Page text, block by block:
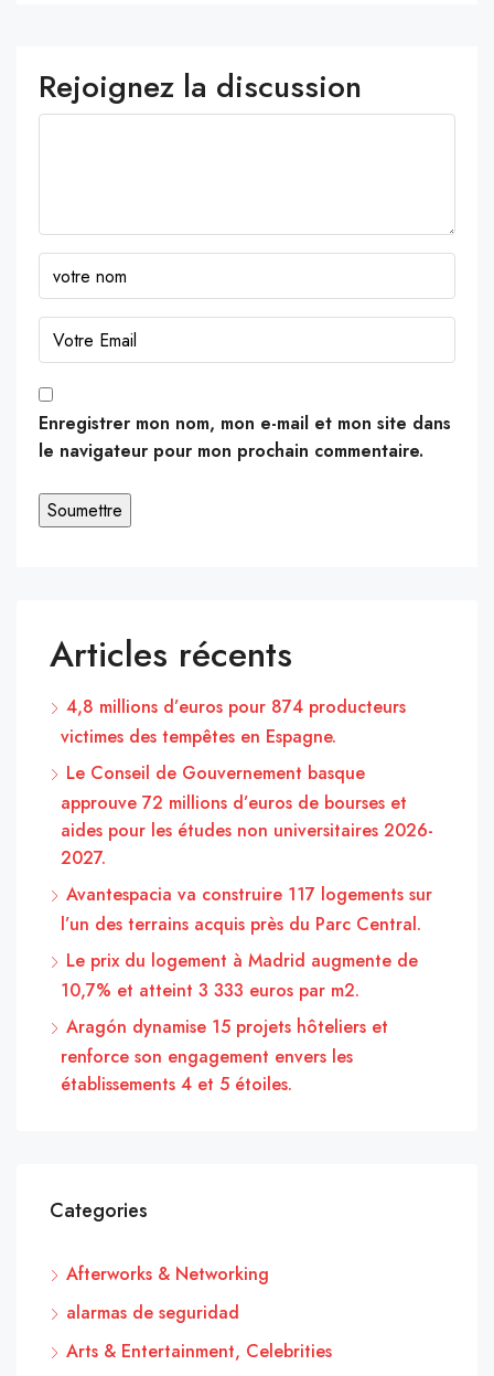
Rejoignez la discussion
Enregistrer mon nom, mon e-mail et mon site dans
le navigateur pour mon prochain commentaire.
Articles récents
4,8 millions d’euros pour 874 producteurs
victimes des tempêtes en Espagne.
Le Conseil de Gouvernement basque
approuve 72 millions d’euros de bourses et
aides pour les études non universitaires 2026-
2027.
Avantespacia va construire 117 logements sur
l’un des terrains acquis près du Parc Central.
Le prix du logement à Madrid augmente de
10,7% et atteint 3 333 euros par m2.
Aragón dynamise 15 projets hôteliers et
renforce son engagement envers les
établissements 4 et 5 étoiles.
Categories
Afterworks & Networking
alarmas de seguridad
Arts & Entertainment, Celebrities